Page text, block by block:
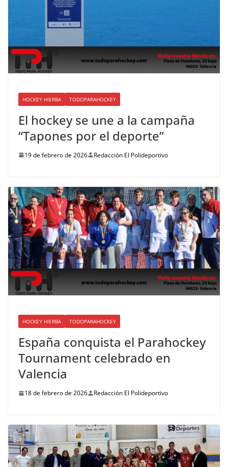
HOCKEY HIERBA TODOPARAHOCKEY
El hockey se une a la campaña
“Tapones por el deporte”
19 de febrero de 2026 Redacción El Polideportivo
HOCKEY HIERBA TODOPARAHOCKEY
España conquista el Parahockey
Tournament celebrado en
Valencia
18 de febrero de 2026 Redacción El Polideportivo